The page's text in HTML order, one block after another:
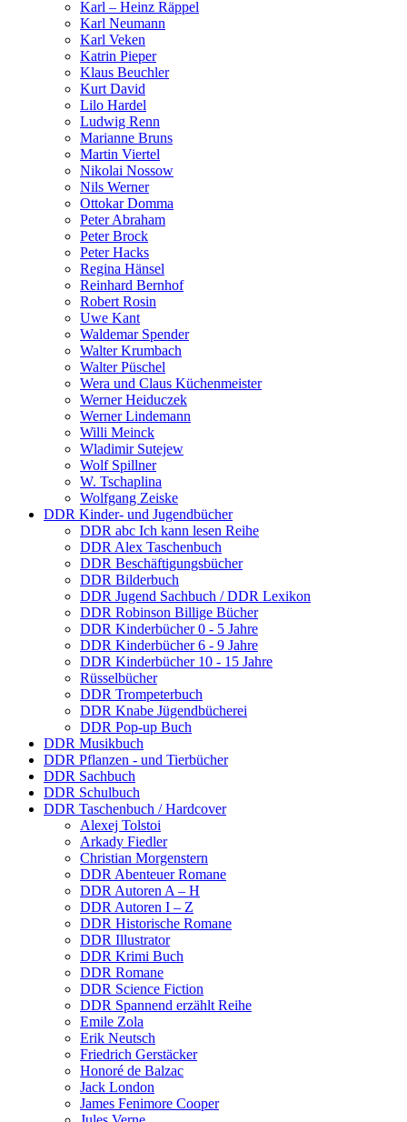
Karl – Heinz Räppel
Karl Neumann
Karl Veken
Katrin Pieper
Klaus Beuchler
Kurt David
Lilo Hardel
Ludwig Renn
Marianne Bruns
Martin Viertel
Nikolai Nossow
Nils Werner
Ottokar Domma
Peter Abraham
Peter Brock
Peter Hacks
Regina Hänsel
Reinhard Bernhof
Robert Rosin
Uwe Kant
Waldemar Spender
Walter Krumbach
Walter Püschel
Wera und Claus Küchenmeister
Werner Heiduczek
Werner Lindemann
Willi Meinck
Wladimir Sutejew
Wolf Spillner
W. Tschaplina
Wolfgang Zeiske
DDR Kinder- und Jugendbücher
DDR abc Ich kann lesen Reihe
DDR Alex Taschenbuch
DDR Beschäftigungsbücher
DDR Bilderbuch
DDR Jugend Sachbuch / DDR Lexikon
DDR Robinson Billige Bücher
DDR Kinderbücher 0 - 5 Jahre
DDR Kinderbücher 6 - 9 Jahre
DDR Kinderbücher 10 - 15 Jahre
Rüsselbücher
DDR Trompeterbuch
DDR Knabe Jügendbücherei
DDR Pop-up Buch
DDR Musikbuch
DDR Pflanzen - und Tierbücher
DDR Sachbuch
DDR Schulbuch
DDR Taschenbuch / Hardcover
Alexej Tolstoi
Arkady Fiedler
Christian Morgenstern
DDR Abenteuer Romane
DDR Autoren A – H
DDR Autoren I – Z
DDR Historische Romane
DDR Illustrator
DDR Krimi Buch
DDR Romane
DDR Science Fiction
DDR Spannend erzählt Reihe
Emile Zola
Erik Neutsch
Friedrich Gerstäcker
Honoré de Balzac
Jack London
James Fenimore Cooper